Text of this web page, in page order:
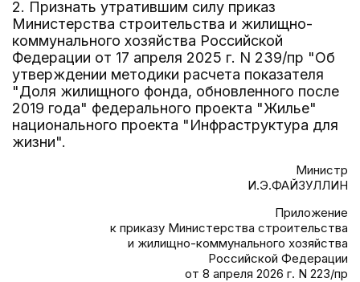
2. Признать утратившим силу приказ
Министерства строительства и жилищно-
коммунального хозяйства Российской
Федерации от 17 апреля 2025 г. N 239/пр "Об
утверждении методики расчета показателя
"Доля жилищного фонда, обновленного после
2019 года" федерального проекта "Жилье"
национального проекта "Инфраструктура для
жизни".
Министр
И.Э.ФАЙЗУЛЛИН
Приложение
к приказу Министерства строительства
и жилищно-коммунального хозяйства
Российской Федерации
от 8 апреля 2026 г. N 223/пр